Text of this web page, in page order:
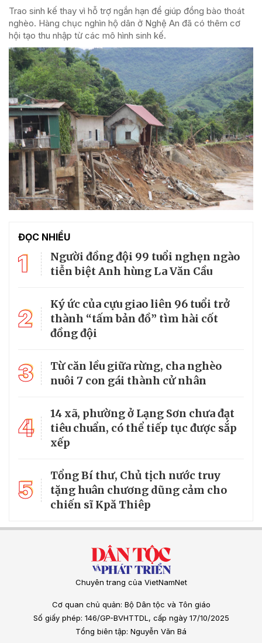
Trao sinh kế thay vì hỗ trợ ngắn hạn để giúp đồng bào thoát
nghèo. Hàng chục nghìn hộ dân ở Nghệ An đã có thêm cơ
hội tạo thu nhập từ các mô hình sinh kế.
ĐỌC NHIỀU
1
Người đồng đội 99 tuổi nghẹn ngào
tiễn biệt Anh hùng La Văn Cầu
2
Ký ức của cựu giao liên 96 tuổi trở
thành “tấm bản đồ” tìm hài cốt
đồng đội
3
Từ căn lều giữa rừng, cha nghèo
nuôi 7 con gái thành cử nhân
4
14 xã, phường ở Lạng Sơn chưa đạt
tiêu chuẩn, có thể tiếp tục được sắp
xếp
5
Tổng Bí thư, Chủ tịch nước truy
tặng huân chương dũng cảm cho
chiến sĩ Kpă Thiêp
Chuyên trang của VietNamNet
Cơ quan chủ quản: Bộ Dân tộc và Tôn giáo
Số giấy phép: 146/GP-BVHTTDL, cấp ngày 17/10/2025
Tổng biên tập: Nguyễn Văn Bá